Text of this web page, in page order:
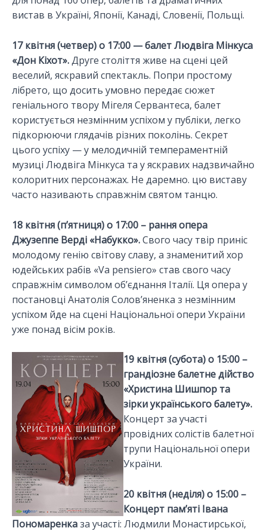
вистав в Україні, Японії, Канаді, Словенії, Польщі.
17 квітня (четвер) о 17:00 — балет Людвіга Мінкуса
«Дон Кіхот».Друге століття живе на сцені цей
веселий, яскравий спектакль. Попри простому
лібрето, що досить умовно передає сюжет
геніального твору Мігеля Сервантеса, балет
користується незмінним успіхом у публіки, легко
підкорюючи глядачів різних поколінь. Секрет
цього успіху — у мелодичній темпераментній
музиці Людвіга Мінкуса та у яскравих надзвичайно
колоритних персонажах. Не даремно. цю виставу
часто називають справжнім святом танцю.
18 квітня (п’ятниця) о 17:00 – рання опера
Джузеппе Верді «Набукко».Свого часу твір приніс
молодому генію світову славу, а знаменитий хор
юдейських рабів «Va pensiero» став свого часу
справжнім символом об’єднання Італії. Ця опера у
постановці Анатолія Солов’яненка з незмінним
успіхом йде на сцені Національної опери України
уже понад вісім років.
19 квітня (субота) о 15:00 –
грандіозне балетне дійство
«Христина Шишпор та
зірки українського балету».
Концерт за участі
провідних солістів балетної
трупи Національної опери
України.
20 квітня (неділя) о 15:00 –
Концерт пам’яті Івана
Пономаренказа участі: Людмили Монастирської,